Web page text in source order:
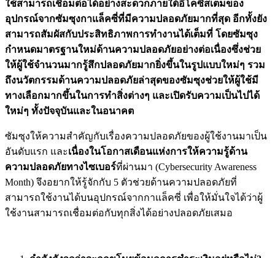
ใช้สามารถเชื่อมต่อได้อย่างสะดวกภายใต้อีโคซิสเต็มของ
อุปกรณ์จากซัมซุงกาแล็คซี่ที่มีความปลอดภัยมากที่สุด อีกทั้งยัง
สามารถสัมผัสกับประสิทธิภาพการทำงานได้เต็มที่ โดยซัมซุง
กำหนดมาตรฐานใหม่ด้านความปลอดภัยอย่างต่อเนื่องซึ่งช่วย
ให้ผู้ใช้จำนวนมากรู้สึกปลอดภัยมากยิ่งขึ้นในรูปแบบใหม่ๆ รวม
ถึงนวัตกรรมด้านความปลอดภัยล่าสุดของซัมซุงช่วยให้ผู้ใช้มี
ทางเลือกมากขึ้นในการทำสิ่งต่างๆ และเปิดรับความเป็นไปได้
ใหม่ๆ ทั้งปัจจุบันและในอนาคต
ซัมซุงให้ความสำคัญกับเรื่องความปลอดภัยของผู้ใช้งานมาเป็น
อันดับแรก และเนื่องในโอกาสเดือนแห่งการให้ความรู้ด้าน
ความปลอดภัยทางไซเบอร์ที่ผ่านมา (Cybersecurity Awareness
Month) จึงอยากให้รู้จักกับ 5 ตัวช่วยด้านความปลอดภัยที่
สามารถใช้งานได้บนอุปกรณ์จากกาแล็คซี่ เพื่อให้มั่นใจได้ว่าผู้
ใช้งานสามารถเชื่อมต่อกับทุกสิ่งได้อย่างปลอดภัยเสมอ